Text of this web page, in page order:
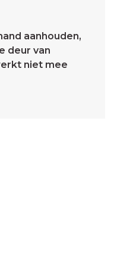
aanhouden,
deur van
niet mee